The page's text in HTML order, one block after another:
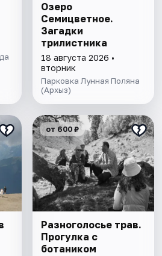
Озеро
Семицветное.
Загадки
трилистника
18 августа 2026 •
вторник
Парковка Лунная Поляна
(Архыз)
от 600 ₽
Разноголосье трав.
Прогулка с
ботаником